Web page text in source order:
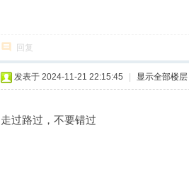
回复
发表于 2024-11-21 22:15:45 显示全部楼层
走过路过，不要错过